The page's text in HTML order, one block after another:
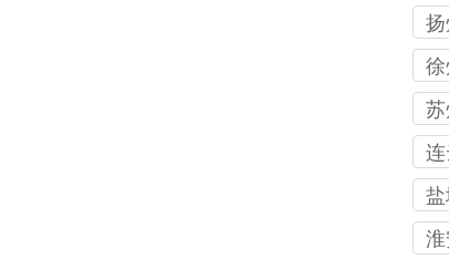
司
司
司
司
司